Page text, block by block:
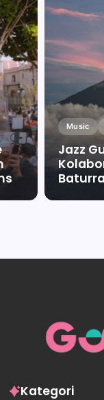
Music
Jazz
By
Kategori